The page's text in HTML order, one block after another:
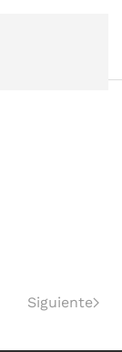
Siguiente